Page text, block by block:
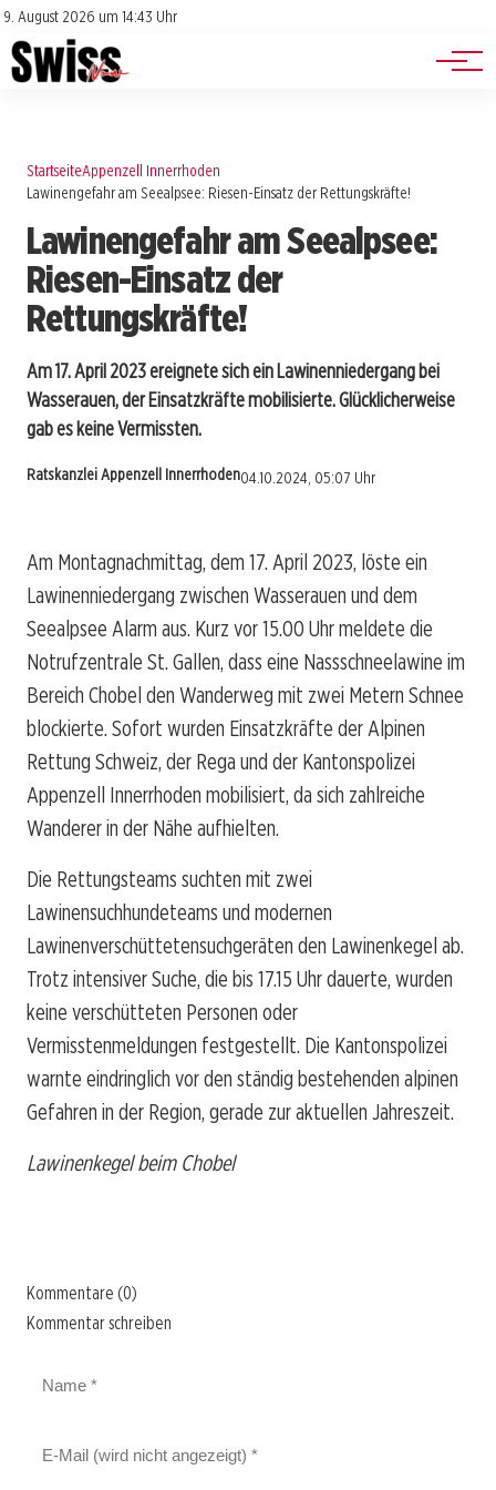
9. August 2026 um 14:43 Uhr
Impressum
Datenschutz
Jobs
Events
StartseiteAppenzell Innerrhoden
Lawinengefahr am Seealpsee: Riesen-Einsatz der Rettungskräfte!
Lawinengefahr am Seealpsee:
Riesen-Einsatz der
Rettungskräfte!
Am 17. April 2023 ereignete sich ein Lawinenniedergang bei
Wasserauen, der Einsatzkräfte mobilisierte. Glücklicherweise
gab es keine Vermissten.
Ratskanzlei Appenzell Innerrhoden04.10.2024, 05:07 Uhr
Am Montagnachmittag, dem 17. April 2023, löste ein
Lawinenniedergang zwischen Wasserauen und dem
Seealpsee Alarm aus. Kurz vor 15.00 Uhr meldete die
Notrufzentrale St. Gallen, dass eine Nassschneelawine im
Bereich Chobel den Wanderweg mit zwei Metern Schnee
blockierte. Sofort wurden Einsatzkräfte der Alpinen
Rettung Schweiz, der Rega und der Kantonspolizei
Appenzell Innerrhoden mobilisiert, da sich zahlreiche
Wanderer in der Nähe aufhielten.
Die Rettungsteams suchten mit zwei
Lawinensuchhundeteams und modernen
Lawinenverschüttetensuchgeräten den Lawinenkegel ab.
Trotz intensiver Suche, die bis 17.15 Uhr dauerte, wurden
keine verschütteten Personen oder
Vermisstenmeldungen festgestellt. Die Kantonspolizei
warnte eindringlich vor den ständig bestehenden alpinen
Gefahren in der Region, gerade zur aktuellen Jahreszeit.
Lawinenkegel beim Chobel
Kommentare (0)
Kommentar schreiben